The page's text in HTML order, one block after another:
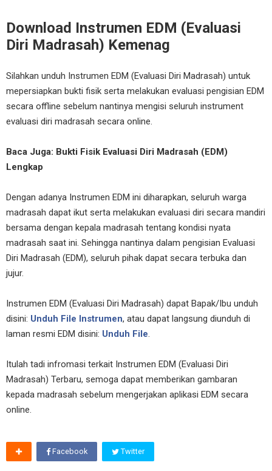
Download Instrumen EDM (Evaluasi
Diri Madrasah) Kemenag
Silahkan unduh Instrumen EDM (Evaluasi Diri Madrasah) untuk
mepersiapkan bukti fisik serta melakukan evaluasi pengisian EDM
secara offline sebelum nantinya mengisi seluruh instrument
evaluasi diri madrasah secara online.
Baca Juga: Bukti Fisik Evaluasi Diri Madrasah (EDM)
Lengkap
Dengan adanya Instrumen EDM ini diharapkan, seluruh warga
madrasah dapat ikut serta melakukan evaluasi diri secara mandiri
bersama dengan kepala madrasah tentang kondisi nyata
madrasah saat ini. Sehingga nantinya dalam pengisian Evaluasi
Diri Madrasah (EDM), seluruh pihak dapat secara terbuka dan
jujur.
Instrumen EDM (Evaluasi Diri Madrasah) dapat Bapak/Ibu unduh
disini: Unduh File Instrumen, atau dapat langsung diunduh di
laman resmi EDM disini: Unduh File.
Itulah tadi infromasi terkait Instrumen EDM (Evaluasi Diri
Madrasah) Terbaru, semoga dapat memberikan gambaran
kepada madrasah sebelum mengerjakan aplikasi EDM secara
online.
Facebook Twitter